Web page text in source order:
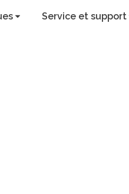
Service et support